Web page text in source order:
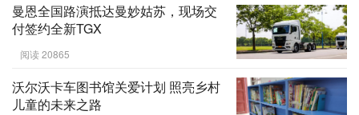
曼恩全国路演抵达曼妙姑苏，现场交
付签约全新TGX
阅读 20865
沃尔沃卡车图书馆关爱计划 照亮乡村
儿童的未来之路